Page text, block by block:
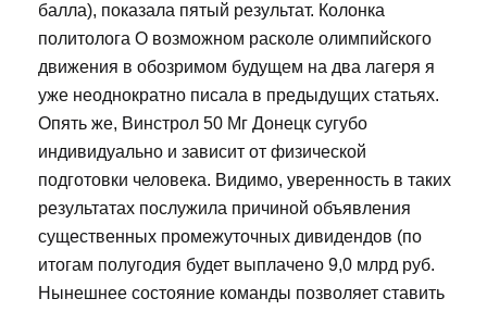
балла), показала пятый результат. Колонка
политолога О возможном расколе олимпийского
движения в обозримом будущем на два лагеря я
уже неоднократно писала в предыдущих статьях.
Опять же, Винстрол 50 Мг Донецк сугубо
индивидуально и зависит от физической
подготовки человека. Видимо, уверенность в таких
результатах послужила причиной объявления
существенных промежуточных дивидендов (по
итогам полугодия будет выплачено 9,0 млрд руб.
Нынешнее состояние команды позволяет ставить